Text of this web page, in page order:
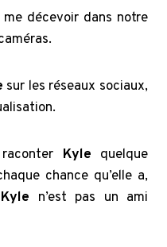
décevoir dans notre
sur les réseaux sociaux,
Kyle quelque
chance qu’elle a,
Kyle n’est pas un ami